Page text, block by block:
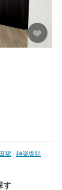
駅
神楽坂駅
す